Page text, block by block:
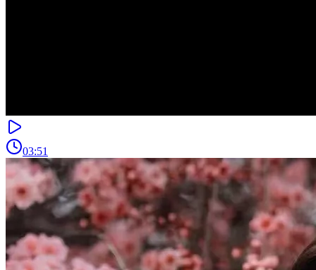
03:51